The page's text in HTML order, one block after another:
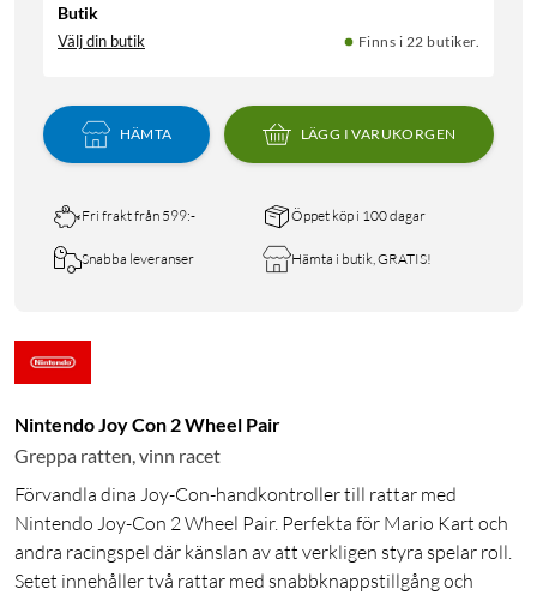
Butik
Välj din butik Finns i 22 butiker.
HÄMTA LÄGG I VARUKORGEN
Fri frakt från 599:- Öppet köp i 100 dagar
Snabba leveranser Hämta i butik, GRATIS!
Nintendo Joy Con 2 Wheel Pair
Greppa ratten, vinn racet
Förvandla dina Joy-Con-handkontroller till rattar med
Nintendo Joy-Con 2 Wheel Pair. Perfekta för Mario Kart och
andra racingspel där känslan av att verkligen styra spelar roll.
Setet innehåller två rattar med snabbknappstillgång och